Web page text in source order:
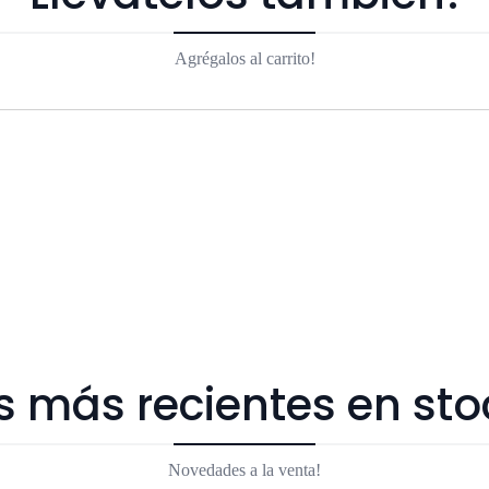
Agrégalos al carrito!
más recientes en
Novedades a la venta!